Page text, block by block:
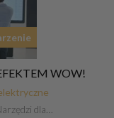
WOW!
dla…